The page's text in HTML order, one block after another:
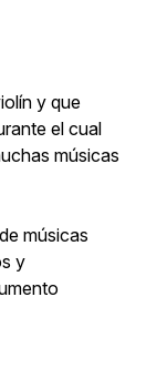
y que
el cual
músicas
músicas
y